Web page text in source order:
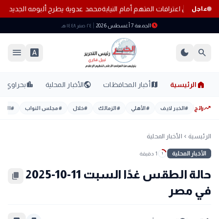
عاجل
تفاصيل اعترافات المتهم أمام النيابةمحمد عدوية يطرح ألبومه الجديد
scheduleالجمعة 7 أغسطس 2026 ٢٤ صفر ١٤٤٨ هـ
search
dark_mode
font_download
menu
home الرئيسية mapأخبار المحافظات publicالأخبار المحلية location_cityبحراوي
trending_upرائج #الخبر لايف #الأهلي #الزمالك #خلال #مجلس النواب #
الرئيسية chevron_left الأخبار المحلية
الأخبار المحلية 1 1 دقيقة
حالة الطقس غدًا السبت 11-10-2025
في مصر
content_copy